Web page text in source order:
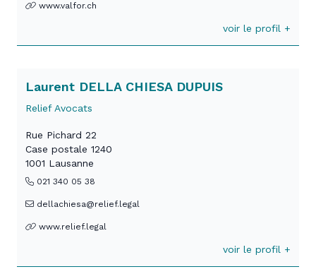
www.valfor.ch
voir le profil +
Laurent DELLA CHIESA DUPUIS
Relief Avocats
Rue Pichard 22
Case postale 1240
1001 Lausanne
021 340 05 38
dellachiesa@relief.legal
www.relief.legal
voir le profil +